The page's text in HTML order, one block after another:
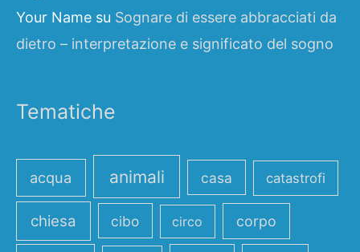
Your Name su Sognare di essere abbracciati da
dietro – interpretazione e significato del sogno
Tematiche
acqua animali casa catastrofi
chiesa cibo circo corpo